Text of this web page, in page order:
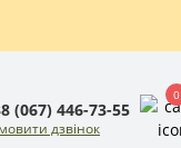
(067) 446-73-55
дзвінок
0